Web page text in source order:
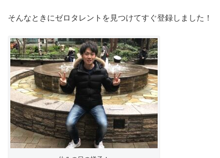
そんなときにゼロタレントを見つけてすぐ登録しました！